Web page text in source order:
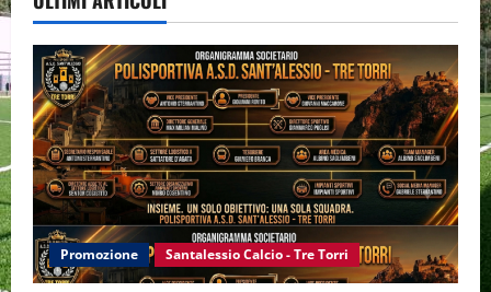
Promozione Santalessio Calcio - Tre Torri